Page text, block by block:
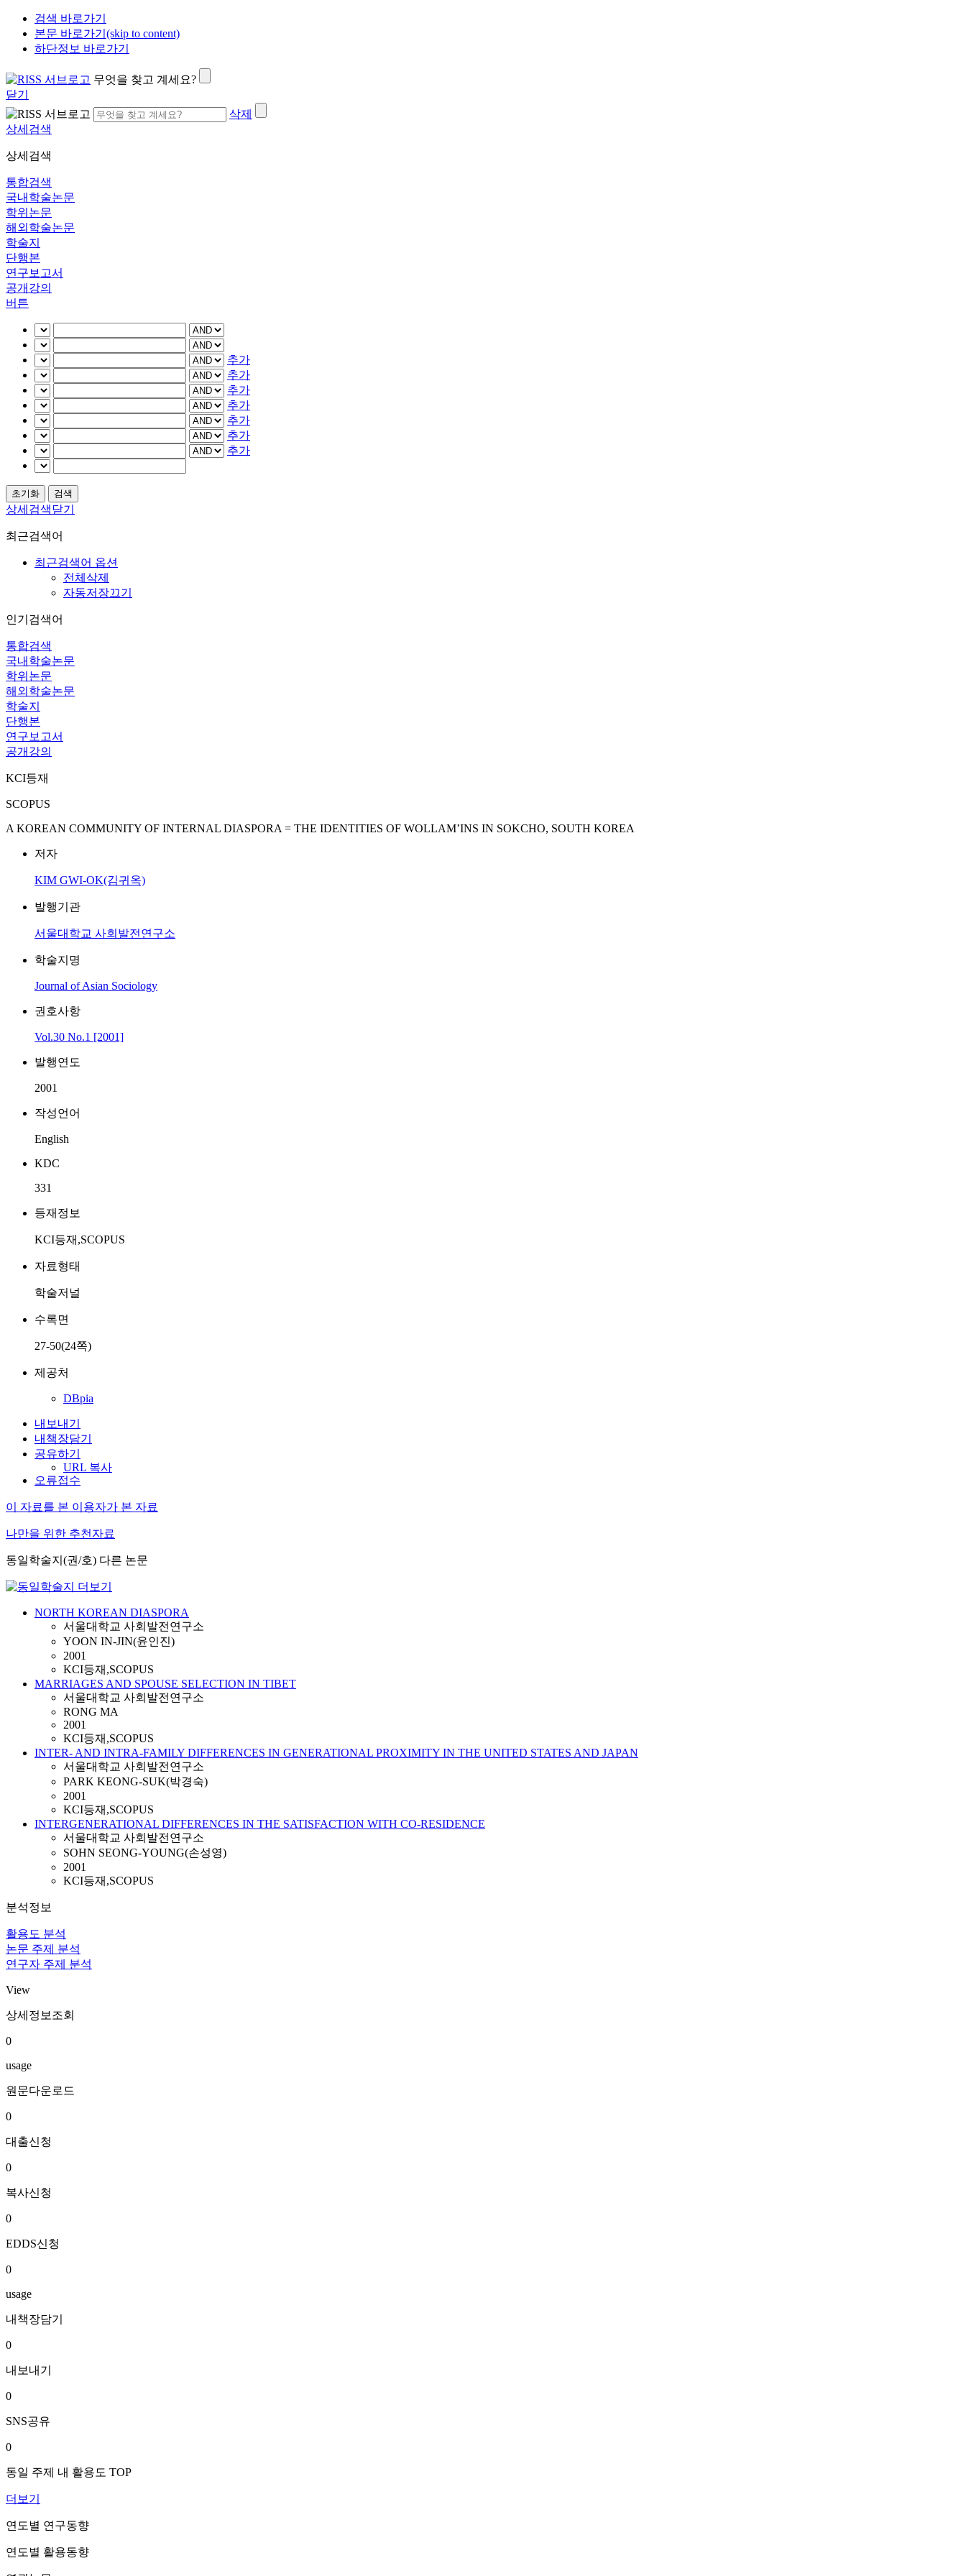
검색 바로가기
본문 바로가기(skip to content)
하단정보 바로가기
무엇을 찾고 계세요?
닫기
삭제
상세검색
상세검색
통합검색
국내학술논문
학위논문
해외학술논문
학술지
단행본
연구보고서
공개강의
버튼
추가
추가
추가
추가
추가
추가
추가
상세검색닫기
최근검색어
최근검색어 옵션
전체삭제
자동저장끄기
인기검색어
통합검색
국내학술논문
학위논문
해외학술논문
학술지
단행본
연구보고서
공개강의
KCI등재
SCOPUS
A KOREAN COMMUNITY OF INTERNAL DIASPORA = THE IDENTITIES OF WOLLAM’INS IN SOKCHO, SOUTH KOREA
저자
KIM GWI-OK(김귀옥)
발행기관
서울대학교 사회발전연구소
학술지명
Journal of Asian Sociology
권호사항
Vol.30 No.1 [2001]
발행연도
2001
작성언어
English
KDC
331
등재정보
KCI등재,SCOPUS
자료형태
학술저널
수록면
27-50(24쪽)
제공처
DBpia
내보내기
내책장담기
공유하기
URL 복사
오류접수
이 자료를 본 이용자가 본 자료
나만을 위한 추천자료
동일학술지(권/호) 다른 논문
NORTH KOREAN DIASPORA
서울대학교 사회발전연구소
YOON IN-JIN(윤인진)
2001
KCI등재,SCOPUS
MARRIAGES AND SPOUSE SELECTION IN TIBET
서울대학교 사회발전연구소
RONG MA
2001
KCI등재,SCOPUS
INTER- AND INTRA-FAMILY DIFFERENCES IN GENERATIONAL PROXIMITY IN THE UNITED STATES AND JAPAN
서울대학교 사회발전연구소
PARK KEONG-SUK(박경숙)
2001
KCI등재,SCOPUS
INTERGENERATIONAL DIFFERENCES IN THE SATISFACTION WITH CO-RESIDENCE
서울대학교 사회발전연구소
SOHN SEONG-YOUNG(손성영)
2001
KCI등재,SCOPUS
분석정보
활용도 분석
논문 주제 분석
연구자 주제 분석
View
상세정보조회
0
usage
원문다운로드
0
대출신청
0
복사신청
0
EDDS신청
0
usage
내책장담기
0
내보내기
0
SNS공유
0
동일 주제 내 활용도 TOP
더보기
연도별 연구동향
연도별 활용동향